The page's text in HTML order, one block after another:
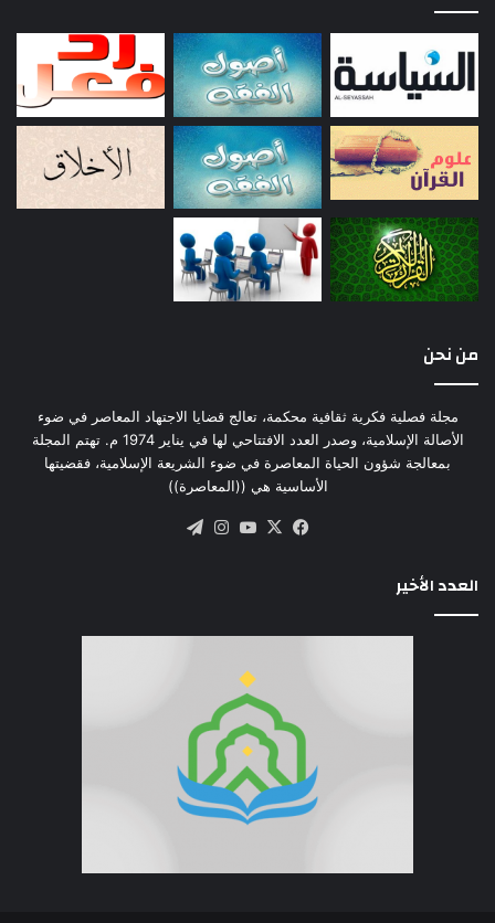
من نحن
مجلة فصلية فكرية ثقافية محكمة، تعالج قضايا الاجتهاد المعاصر في ضوء
الأصالة الإسلامية، وصدر العدد الافتتاحي لها في يناير 1974 م. تهتم المجلة
بمعالجة شؤون الحياة المعاصرة في ضوء الشريعة الإسلامية، فقضيتها
الأساسية هي ((المعاصرة))
فيسبوك
‫X
‫YouTube
انستقرام
العدد الأخير